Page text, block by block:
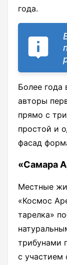
года.
Более года
авторы
прямо с
простой и
фасад
«Самара
Местные
«Космос
тарелка»
трибунами
с участием